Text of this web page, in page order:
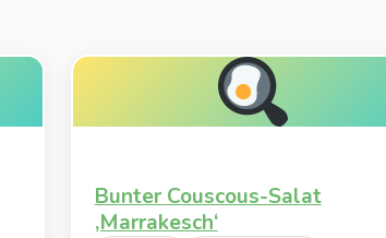
Bunter Couscous-Salat
‚Marrakesch‘